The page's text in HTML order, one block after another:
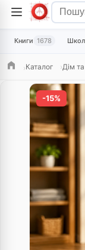
Книги 1678
ГоловнаКаталог Дім
-15%